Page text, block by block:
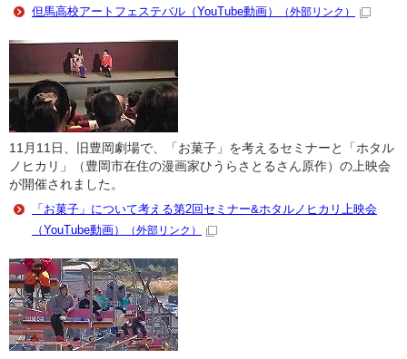
但馬高校アートフェステバル（YouTube動画）
（外部リンク）
11月11日、旧豊岡劇場で、「お菓子」を考えるセミナーと「ホタル
ノヒカリ」（豊岡市在住の漫画家ひうらさとるさん原作）の上映会
が開催されました。
「お菓子」について考える第2回セミナー&ホタルノヒカリ上映会
（YouTube動画）
（外部リンク）